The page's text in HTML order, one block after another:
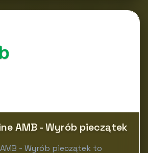
AMB - Wyrób pieczątek
- Wyrób pieczątek to